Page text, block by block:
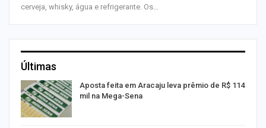
cerveja, whisky, água e refrigerante. Os…
Últimas
Aposta feita em Aracaju leva prêmio de R$ 114
mil na Mega-Sena